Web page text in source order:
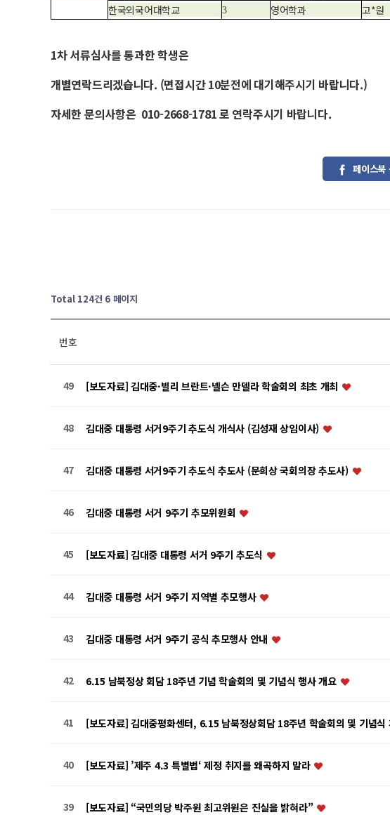
한국외국어대학교
3 영어학과 고*원
1차 서류심사를 통과한 학생은
개별연락드리겠습니다. (면접시간 10분전에 대기해주시기 바랍니다.)
자세한 문의사항은 010-2668-1781 로 연락주시기 바랍니다.
페이스북
Total 124건6 페이지
번호
49 [보도자료] 김대중·빌리 브란트·넬슨 만델라 학술회의 최초 개최
48 김대중 대통령 서거9주기 추도식 개식사 (김성재 상임이사)
47 김대중 대통령 서거9주기 추도식 추도사 (문희상 국회의장 추도사)
46 김대중 대통령 서거 9주기 추모위원회
45 [보도자료] 김대중 대통령 서거 9주기 추도식
44 김대중 대통령 서거 9주기 지역별 추모행사
43 김대중 대통령 서거 9주기 공식 추모행사 안내
42 6.15 남북정상 회담 18주년 기념 학술회의 및 기념식 행사 개요
41 [보도자료] 김대중평화센터, 6.15 남북정상회담 18주년 학술회의 및 기념식
40 [보도자료] ’제주 4.3 특별법‘ 제정 취지를 왜곡하지 말라
39 [보도자료] “국민의당 박주원 최고위원은 진실을 밝혀라”